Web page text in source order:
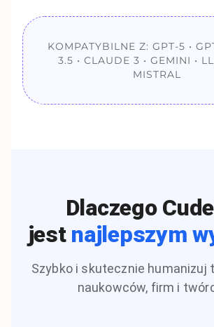
KOMPATYBILNE Z: GPT-5 •
3.5 • CLAUDE 3 • GEMINI •
MISTRAL
Dlaczego
jest najlepszym
Szybko i skutecznie humanizuj
naukowców, firm i